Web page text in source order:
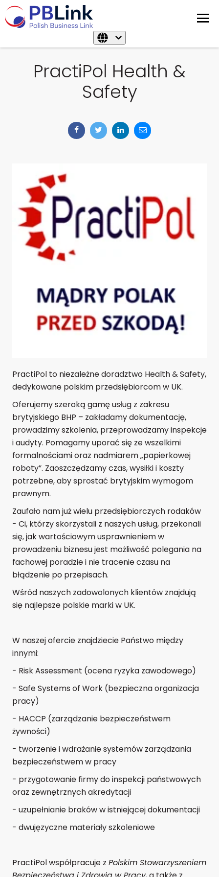
PractiPol Health &
Safety
PractiPol to niezależne doradztwo Health & Safety,
dedykowane polskim przedsiębiorcom w UK.
Oferujemy szeroką gamę usług z zakresu
brytyjskiego BHP – zakładamy dokumentację,
prowadzimy szkolenia, przeprowadzamy inspekcje
i audyty. Pomagamy uporać się ze wszelkimi
formalnościami oraz nadmiarem „papierkowej
roboty”. Zaoszczędzamy czas, wysiłki i koszty
potrzebne, aby sprostać brytyjskim wymogom
prawnym.
Zaufało nam już wielu przedsiębiorczych rodaków
- Ci, którzy skorzystali z naszych usług, przekonali
się, jak wartościowym usprawnieniem w
prowadzeniu biznesu jest możliwość polegania na
fachowej poradzie i nie tracenie czasu na
błądzenie po przepisach.
Wśród naszych zadowolonych klientów znajdują
się najlepsze polskie marki w UK.
W naszej ofercie znajdziecie Państwo między
innymi:
- Risk Assessment (ocena ryzyka zawodowego)
- Safe Systems of Work (bezpieczna organizacja
pracy)
- HACCP (zarządzanie bezpieczeństwem
żywności)
- tworzenie i wdrażanie systemów zarządzania
bezpieczeństwem w pracy
- przygotowanie firmy do inspekcji państwowych
oraz zewnętrznych akredytacji
- uzupełnianie braków w istniejącej dokumentacji
- dwujęzyczne materiały szkoleniowe
PractiPol współpracuje z Polskim Stowarzyszeniem